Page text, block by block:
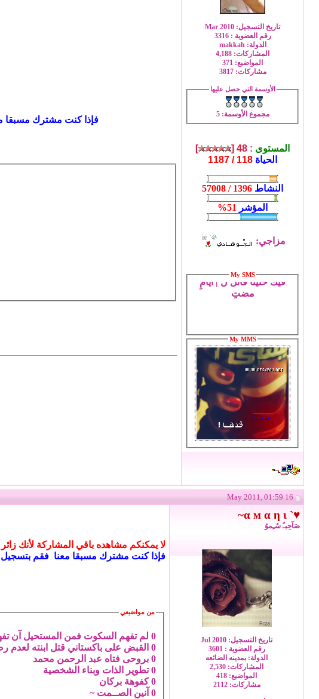
تاريخ التسجيل: Mar 2010
رقم العضوية : 3316
الدولة: makkah
المشاركات: 4,188
المواضيع: 371
مشاركات: 3817
الأوسمة التي حصل عليها
مجموع الأوسمة: 5
المستوى :
48 [
]
الحياة
النشاط
المؤشر
مزاجي:
My SMS
فيك حنيناً قاتل لَ | أيامِ
مضتِ
My MMS
فإذا كنت مشترك مسبقا
♥` α м α η ι~
صَآحِبـٌ سُـِموُ
تاريخ التسجيل: Jul 2010
رقم العضوية : 3601
الدولة: بمدينه الضائعه
المشاركات: 2,530
المواضيع: 418
مشاركات: 2112
لا يمكنكم مشاهده باقي المشاركة لأنك
فإذا كنت مشترك مسبقا معنا فقم بتسجيل
من مواضيعي
0 لم تفهم السكوت فمن المستحيل آن
0 القبض على باكستاني قتل ابنته لعدم
0 بروحى فتاه عبد الرحمن محمد
0 تطوير الذات وبناء الشخصية
0 كفوهة بركان
0 آنين الصــمت ~